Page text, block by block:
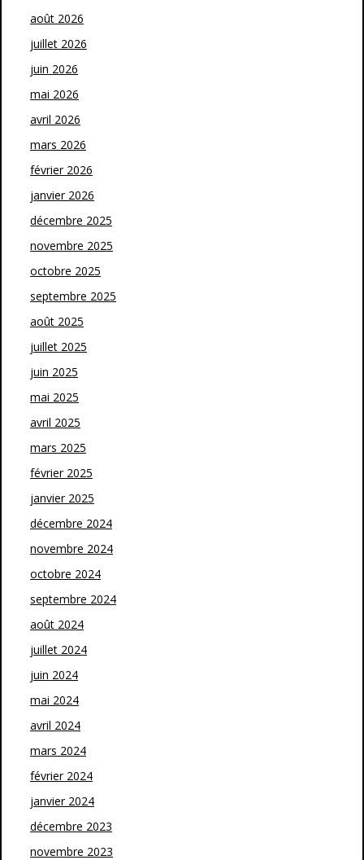
août 2026
juillet 2026
juin 2026
mai 2026
avril 2026
mars 2026
février 2026
janvier 2026
décembre 2025
novembre 2025
octobre 2025
septembre 2025
août 2025
juillet 2025
juin 2025
mai 2025
avril 2025
mars 2025
février 2025
janvier 2025
décembre 2024
novembre 2024
octobre 2024
septembre 2024
août 2024
juillet 2024
juin 2024
mai 2024
avril 2024
mars 2024
février 2024
janvier 2024
décembre 2023
novembre 2023